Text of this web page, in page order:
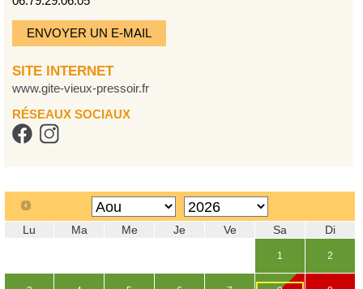
ENVOYER UN E-MAIL
SITE INTERNET
www.gite-vieux-pressoir.fr
RÉSEAUX SOCIAUX
Lu Ma Me Je Ve Sa Di
1 2